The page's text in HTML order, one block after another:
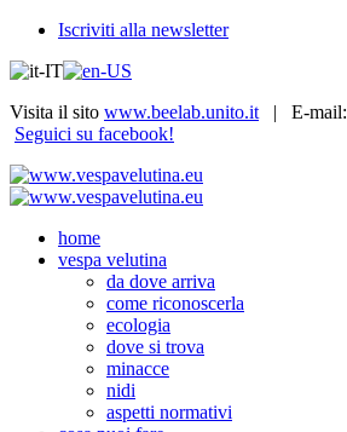
Iscriviti alla newsletter
Visita il sito www.beelab.unito.it | E-mail:
Seguici su facebook!
home
vespa velutina
da dove arriva
come riconoscerla
ecologia
dove si trova
minacce
nidi
aspetti normativi